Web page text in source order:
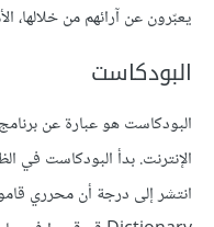
يعبّرون عن آرائهم من خلالها،
البودكاست
البودكاست هو عبارة عن